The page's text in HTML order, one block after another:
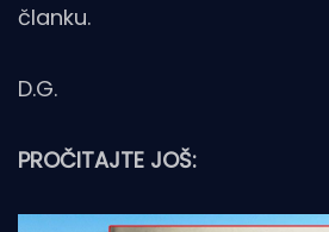
članku.
D.G.
PROČITAJTE JOŠ: